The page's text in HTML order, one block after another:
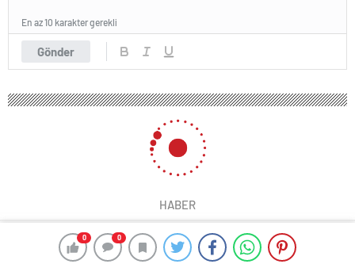
0 0
Gönder
En az 10 karakter gerekli
HABER